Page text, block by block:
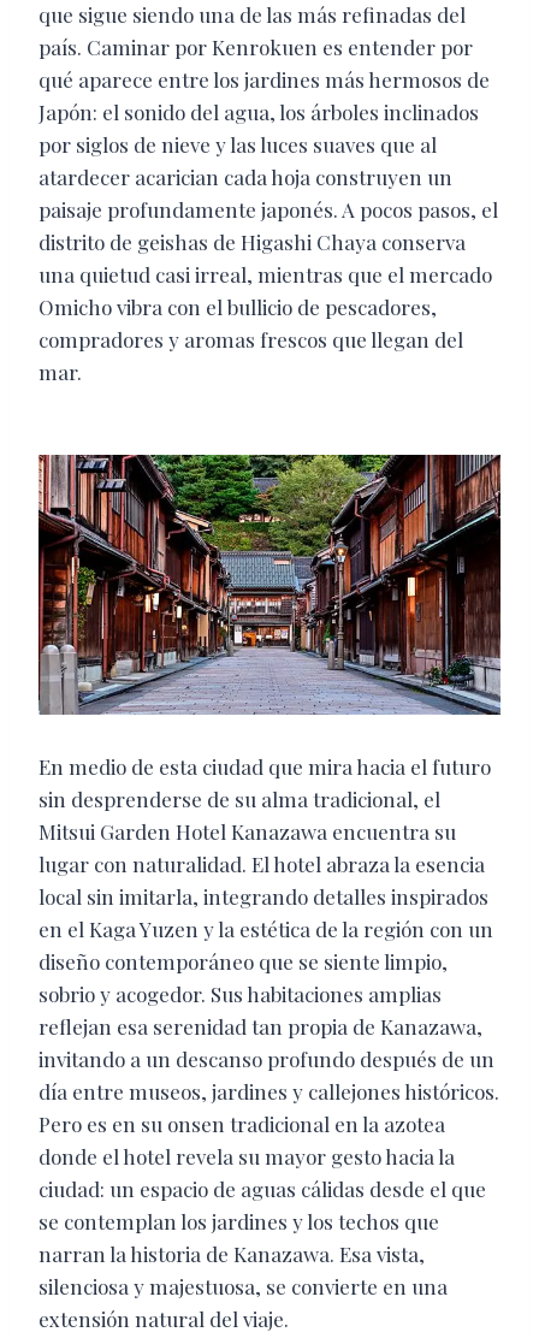
que sigue siendo una de las más refinadas del
país. Caminar por Kenrokuen es entender por
qué aparece entre los jardines más hermosos de
Japón: el sonido del agua, los árboles inclinados
por siglos de nieve y las luces suaves que al
atardecer acarician cada hoja construyen un
paisaje profundamente japonés. A pocos pasos, el
distrito de geishas de Higashi Chaya conserva
una quietud casi irreal, mientras que el mercado
Omicho vibra con el bullicio de pescadores,
compradores y aromas frescos que llegan del
mar.
En medio de esta ciudad que mira hacia el futuro
sin desprenderse de su alma tradicional, el
Mitsui Garden Hotel Kanazawa encuentra su
lugar con naturalidad. El hotel abraza la esencia
local sin imitarla, integrando detalles inspirados
en el Kaga Yuzen y la estética de la región con un
diseño contemporáneo que se siente limpio,
sobrio y acogedor. Sus habitaciones amplias
reflejan esa serenidad tan propia de Kanazawa,
invitando a un descanso profundo después de un
día entre museos, jardines y callejones históricos.
Pero es en su onsen tradicional en la azotea
donde el hotel revela su mayor gesto hacia la
ciudad: un espacio de aguas cálidas desde el que
se contemplan los jardines y los techos que
narran la historia de Kanazawa. Esa vista,
silenciosa y majestuosa, se convierte en una
extensión natural del viaje.